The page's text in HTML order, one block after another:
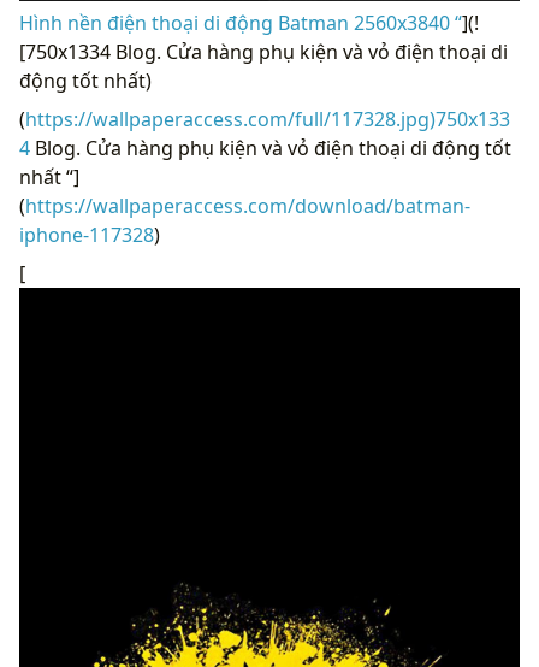
Hình nền điện thoại di động Batman 2560x3840 “](!
[750x1334 Blog. Cửa hàng phụ kiện và vỏ điện thoại di
động tốt nhất)
(https://wallpaperaccess.com/full/117328.jpg)750x133
4 Blog. Cửa hàng phụ kiện và vỏ điện thoại di động tốt
nhất “]
(https://wallpaperaccess.com/download/batman-
iphone-117328)
[